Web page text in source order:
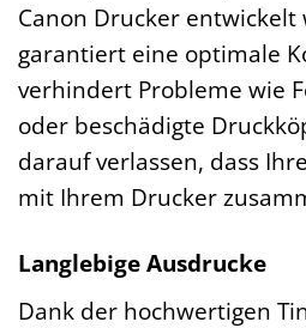
Canon Drucker entwickelt
garantiert eine optimale
verhindert Probleme wie
oder beschädigte
darauf verlassen, dass
mit Ihrem Drucker
Langlebige Ausdrucke
Dank der hochwertigen